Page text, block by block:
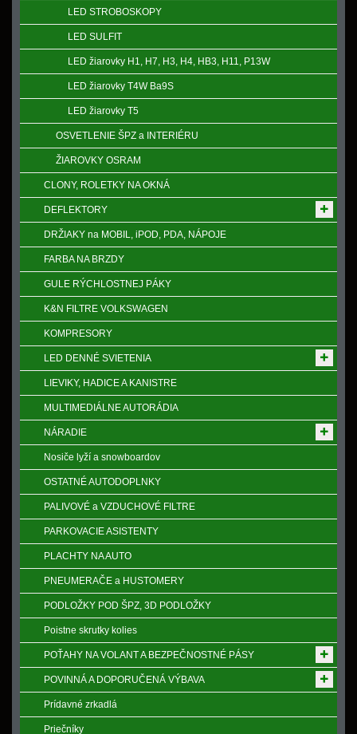
LED STROBOSKOPY
LED SULFIT
LED žiarovky H1, H7, H3, H4, HB3, H11, P13W
LED žiarovky T4W Ba9S
LED žiarovky T5
OSVETLENIE ŠPZ a INTERIÉRU
ŽIAROVKY OSRAM
CLONY, ROLETKY NA OKNÁ
DEFLEKTORY
DRŽIAKY na MOBIL, iPOD, PDA, NÁPOJE
FARBA NA BRZDY
GULE RÝCHLOSTNEJ PÁKY
K&N FILTRE VOLKSWAGEN
KOMPRESORY
LED DENNÉ SVIETENIA
LIEVIKY, HADICE A KANISTRE
MULTIMEDIÁLNE AUTORÁDIA
NÁRADIE
Nosiče lyží a snowboardov
OSTATNÉ AUTODOPLNKY
PALIVOVÉ a VZDUCHOVÉ FILTRE
PARKOVACIE ASISTENTY
PLACHTY NA AUTO
PNEUMERAČE a HUSTOMERY
PODLOŽKY POD ŠPZ, 3D PODLOŽKY
Poistne skrutky kolies
POŤAHY NA VOLANT A BEZPEČNOSTNÉ PÁSY
POVINNÁ A DOPORUČENÁ VÝBAVA
Prídavné zrkadlá
Priečníky